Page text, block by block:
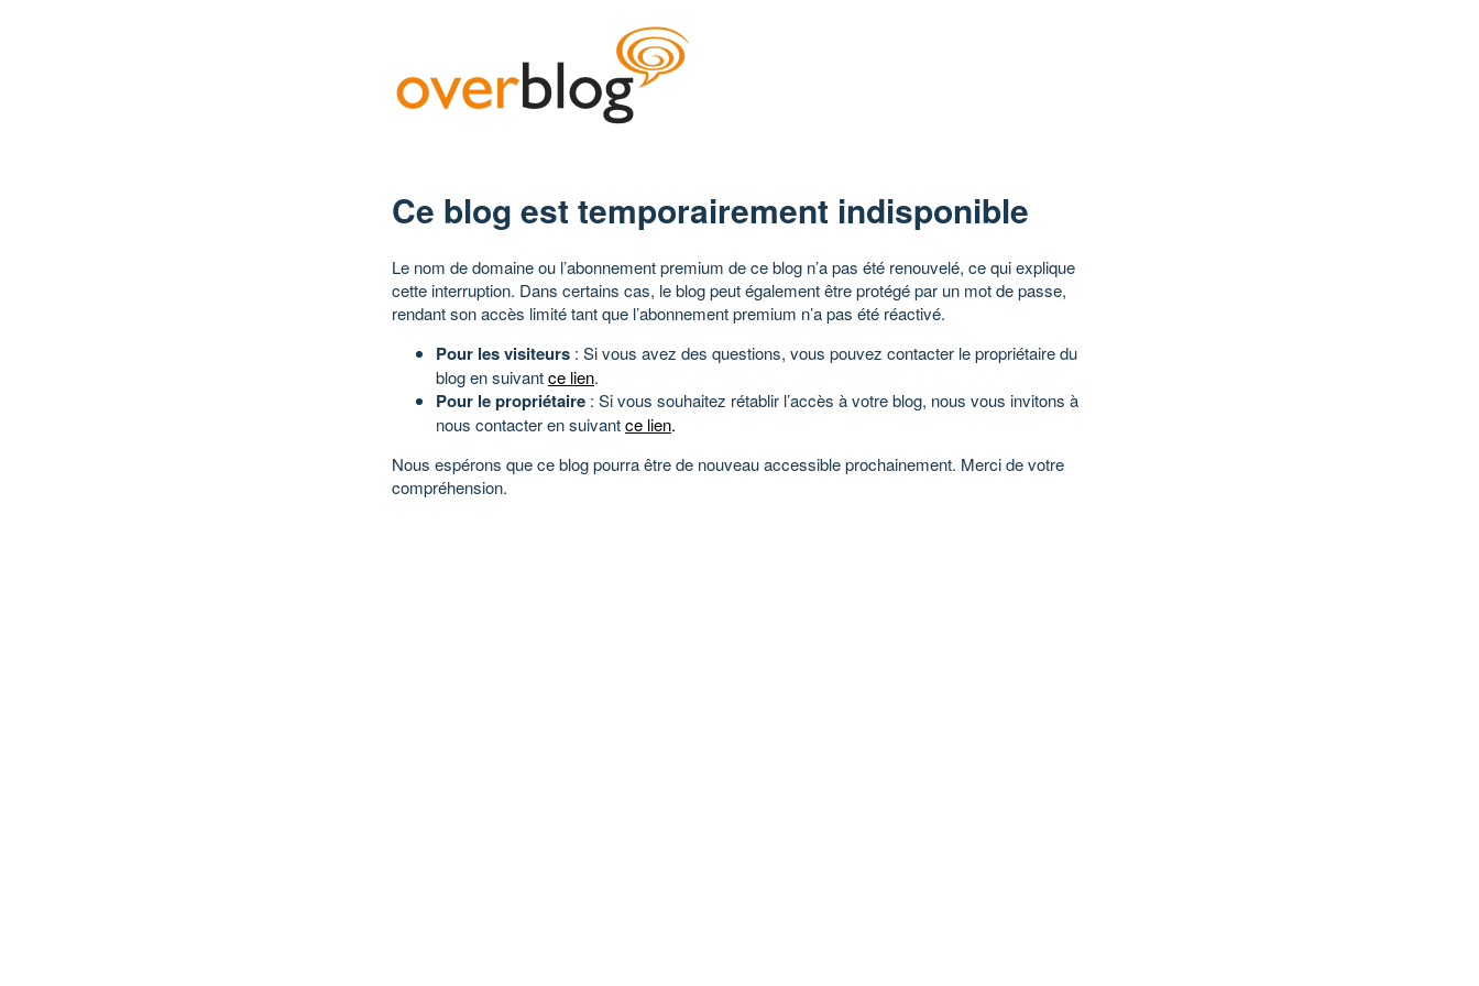
Ce blog est temporairement indisponible
Le nom de domaine ou l’abonnement premium de ce blog n’a pas été renouvelé, ce qui explique
cette interruption. Dans certains cas, le blog peut également être protégé par un mot de passe,
rendant son accès limité tant que l’abonnement premium n’a pas été réactivé.
Pour les visiteurs : Si vous avez des questions, vous pouvez contacter le propriétaire du
blog en suivantce lien.
Pour le propriétaire : Si vous souhaitez rétablir l’accès à votre blog, nous vous invitons à
nous contacter en suivantce lien.
Nous espérons que ce blog pourra être de nouveau accessible prochainement. Merci de votre
compréhension.